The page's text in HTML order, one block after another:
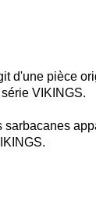
d'une pièce
VIKINGS.
sarbacanes